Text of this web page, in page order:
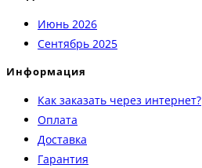
Июнь 2026
Сентябрь 2025
Информация
Как заказать через интернет?
Оплата
Доставка
Гарантия